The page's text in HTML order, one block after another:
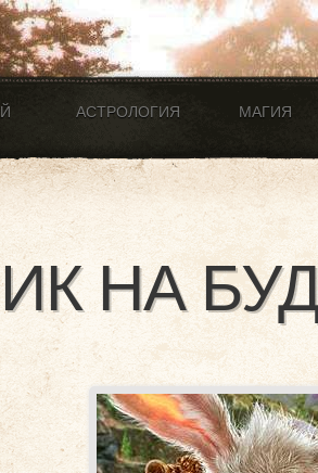
АСТРОЛОГИЯ МАГИЯ
НА